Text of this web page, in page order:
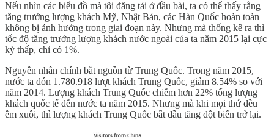
Nếu nhìn các biểu đồ mà tôi đăng tải ở đầu bài, ta có thể thấy rằng
tăng trưởng lượng khách Mỹ, Nhật Bản, các Hàn Quốc hoàn toàn
không bị ảnh hưởng trong giai đoạn này. Nhưng mà thống kê ra thì
tốc độ tăng trưởng lượng khách nước ngoài của ta năm 2015 lại cực
kỳ thấp, chỉ có 1%.
Nguyên nhân chính bắt nguồn từ Trung Quốc. Trong năm 2015,
nước ta đón 1.780.918 lượt khách Trung Quốc, giảm 8.54% so với
năm 2014. Lượng khách Trung Quốc chiếm hơn 22% tổng lượng
khách quốc tế đến nước ta năm 2015. Nhưng mà khi mọi thứ đều
êm xuôi, thì lượng khách Trung Quốc bắt đầu tăng đột biến trở lại.